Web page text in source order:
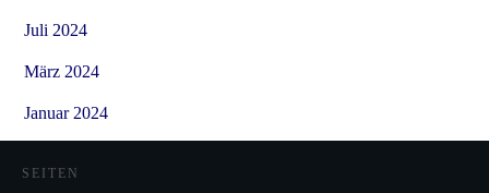
Juli 2024
März 2024
Januar 2024
SEITEN